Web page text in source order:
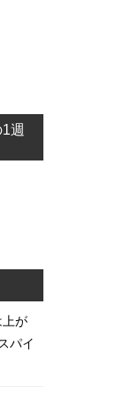
週
上が
パイ